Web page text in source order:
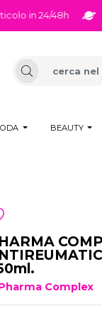
in 24/48h
BEAUTY
Complex